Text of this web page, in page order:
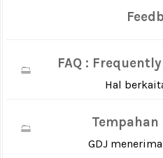
FAQ :
Hal
GDJ